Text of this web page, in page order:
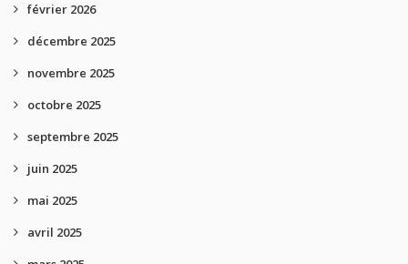
février 2026
décembre 2025
novembre 2025
octobre 2025
septembre 2025
juin 2025
mai 2025
avril 2025